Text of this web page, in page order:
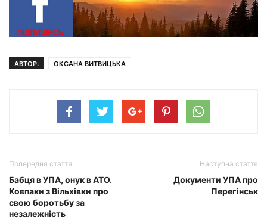
АВТОР: ОКСАНА ВИТВИЦЬКА
Попередня стаття
Бабця в УПА, онук в АТО.
Ковпаки з Вільхівки про
свою боротьбу за
незалежність
Наступна стаття
Документи УПА про
Перегінськ